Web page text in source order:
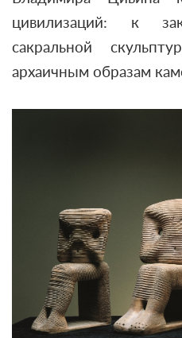
цивилизаций: к
сакральной
архаичным образам